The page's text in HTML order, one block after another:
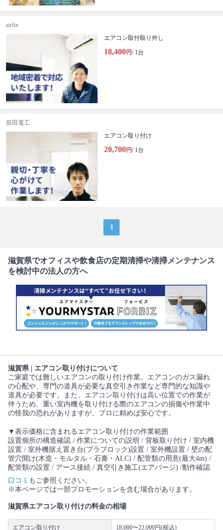
airfix
エアコン取付取り外し
18,400円/ 1台
前田電工
エアコン取り付け
20,700円/ 1台
1
滋賀県でオフィスや飲食店の定期清掃や清掃メンテナンス
を検討中の法人の方へ
滋賀県 | エアコン取り付けについて
ご家庭では難しいエアコンの取り付け作業。エアコンのガス漏れ
の心配や、専門の道具が必要な真空引き作業など専門的な知識や
道具が必要です。また、エアコン取り付けは高い位置での作業が
伴うため、重い室内機を取り付ける際のエアコンの損傷や作業中
の怪我の恐れがありますが、プロに頼めば安心です。
▼表示価格に含まれるエアコン取り付けの作業範囲
設置個所の構造確認 / 作業についての説明 / 背板取り付け / 室内機
設置 / 室外機据え置き台(プラブロック)設置 / 室外機設置 / 壁の配
管穴開け(木造・モルタル・石膏・ALC) / 配管類の用意(最大4m) /
配管類の設置 / アース接続 / 真空引き施工(エアパージ) /動作確認
口コミ もご参照ください。
※本ページでは一部プロモーションを含む場合があります。
滋賀県エアコン取り付けの料金の相場
エアコン取り付け 18,000〜22,000円(税込)